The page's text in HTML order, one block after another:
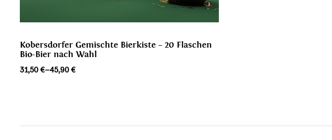
Kobersdorfer Gemischte Bierkiste – 20 Flaschen
Bio-Bier nach Wahl
31,50 €–45,90 €
Preisspanne: